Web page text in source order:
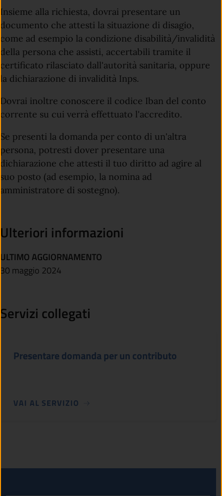
Insieme alla richiesta, dovrai presentare un
documento che attesti la situazione di disagio,
come ad esempio la condizione disabilità/invalidità
della persona che assisti, accertabili tramite il
certificato rilasciato dall'autorità sanitaria, oppure
la dichiarazione di invalidità Inps.
Dovrai inoltre conoscere il codice Iban del conto
corrente su cui verrà effettuato l'accredito.
Se presenti la domanda per conto di un'altra
persona, potresti dover presentare una
dichiarazione che attesti il tuo diritto ad agire al
suo posto (ad esempio, la nomina ad
amministratore di sostegno).
Ulteriori informazioni
ULTIMO AGGIORNAMENTO
30 maggio 2024
Servizi collegati
Presentare domanda per un contributo
VAI AL SERVIZIO